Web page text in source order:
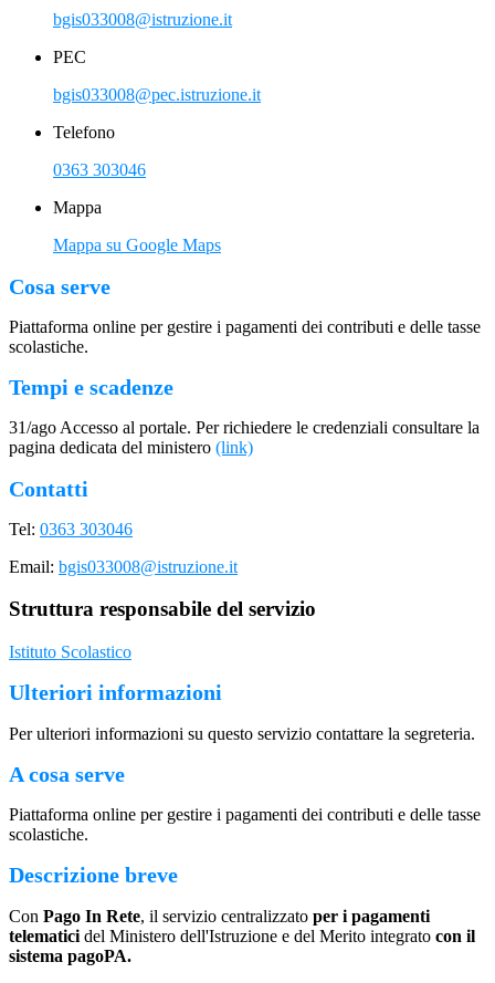
bgis033008@istruzione.it
PEC
bgis033008@pec.istruzione.it
Telefono
0363 303046
Mappa
Mappa su Google Maps
Cosa serve
Piattaforma online per gestire i pagamenti dei contributi e delle tasse
scolastiche.
Tempi e scadenze
31/ago Accesso al portale. Per richiedere le credenziali consultare la
pagina dedicata del ministero (link)
Contatti
Tel: 0363 303046
Email: bgis033008@istruzione.it
Struttura responsabile del servizio
Istituto Scolastico
Ulteriori informazioni
Per ulteriori informazioni su questo servizio contattare la segreteria.
A cosa serve
Piattaforma online per gestire i pagamenti dei contributi e delle tasse
scolastiche.
Descrizione breve
Con Pago In Rete, il servizio centralizzato per i pagamenti
telematici del Ministero dell'Istruzione e del Merito integrato con il
sistema pagoPA.